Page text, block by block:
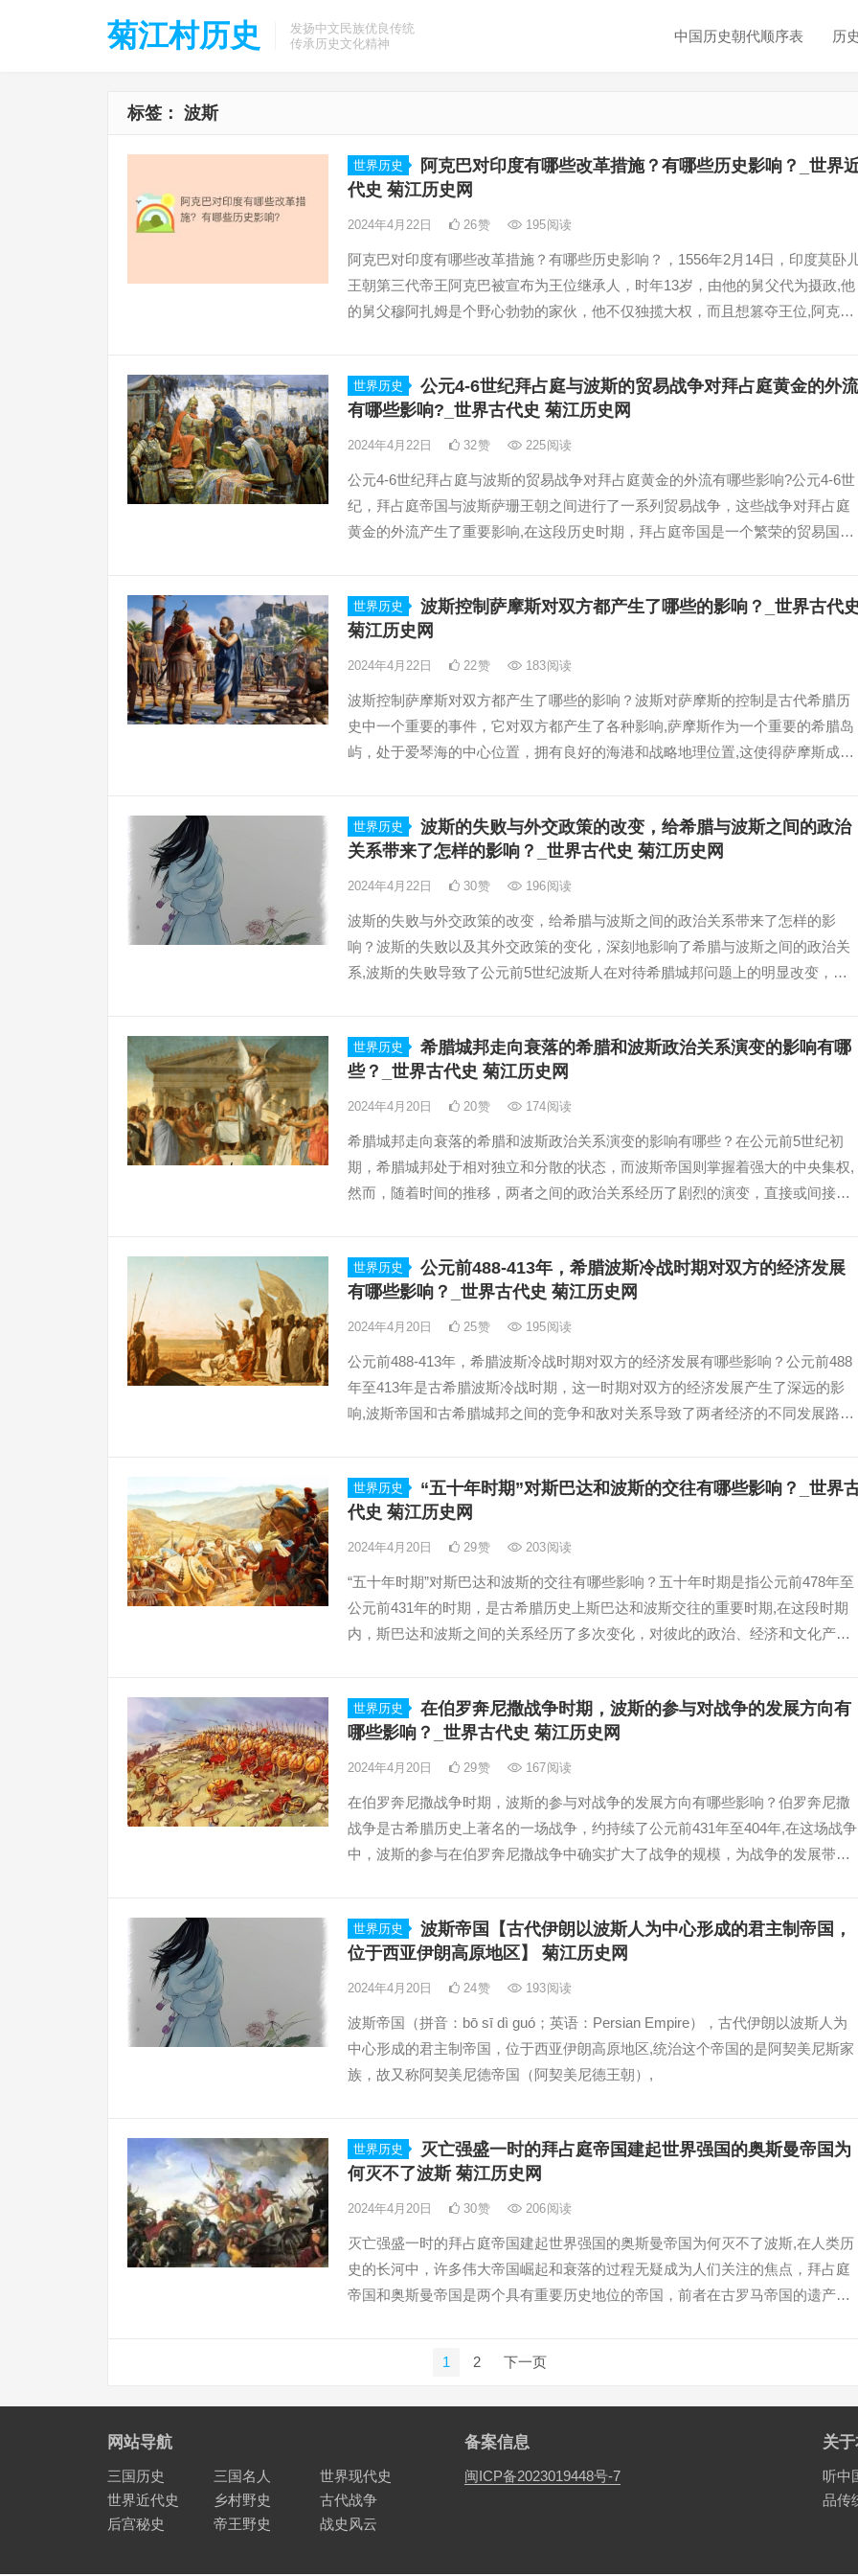
菊江村历史
发扬中文民族优良传统
传承历史文化精神
中国历史朝代顺序表 历
标签： 波斯
世界历史
阿克巴对印度有哪些改革措施？有哪些历史影响？_世界
代史 菊江历史网
2024年4月22日 26赞 195阅读
阿克巴对印度有哪些改革措施？有哪些历史影响？，1556年2月14日，印度莫卧
王朝第三代帝王阿克巴被宣布为王位继承人，时年13岁，由他的舅父代为摄政,他
的舅父穆阿扎姆是个野心勃勃的家伙，他不仅独揽大权，而且想篡夺王位,阿克巴
世界历史
公元4-6世纪拜占庭与波斯的贸易战争对拜占庭黄金的外流
有哪些影响?_世界古代史 菊江历史网
2024年4月22日 32赞 225阅读
公元4-6世纪拜占庭与波斯的贸易战争对拜占庭黄金的外流有哪些影响?公元4-6世
纪，拜占庭帝国与波斯萨珊王朝之间进行了一系列贸易战争，这些战争对拜占庭
黄金的外流产生了重要影响,在这段历史时期，拜占庭帝国是一个繁荣的贸易国
世界历史
波斯控制萨摩斯对双方都产生了哪些的影响？_世界古代
菊江历史网
2024年4月22日 22赞 183阅读
波斯控制萨摩斯对双方都产生了哪些的影响？波斯对萨摩斯的控制是古代希腊历
史中一个重要的事件，它对双方都产生了各种影响,萨摩斯作为一个重要的希腊岛
屿，处于爱琴海的中心位置，拥有良好的海港和战略地理位置,这使得萨摩斯成为
世界历史
波斯的失败与外交政策的改变，给希腊与波斯之间的政治
关系带来了怎样的影响？_世界古代史 菊江历史网
2024年4月22日 30赞 196阅读
波斯的失败与外交政策的改变，给希腊与波斯之间的政治关系带来了怎样的影
响？波斯的失败以及其外交政策的变化，深刻地影响了希腊与波斯之间的政治关
系,波斯的失败导致了公元前5世纪波斯人在对待希腊城邦问题上的明显改变，这
世界历史
希腊城邦走向衰落的希腊和波斯政治关系演变的影响有哪
些？_世界古代史 菊江历史网
2024年4月20日 20赞 174阅读
希腊城邦走向衰落的希腊和波斯政治关系演变的影响有哪些？在公元前5世纪初
期，希腊城邦处于相对独立和分散的状态，而波斯帝国则掌握着强大的中央集权,
然而，随着时间的推移，两者之间的政治关系经历了剧烈的演变，直接或间接地
世界历史
公元前488-413年，希腊波斯冷战时期对双方的经济发展
有哪些影响？_世界古代史 菊江历史网
2024年4月20日 25赞 195阅读
公元前488-413年，希腊波斯冷战时期对双方的经济发展有哪些影响？公元前488
年至413年是古希腊波斯冷战时期，这一时期对双方的经济发展产生了深远的影
响,波斯帝国和古希腊城邦之间的竞争和敌对关系导致了两者经济的不同发展路径
世界历史
“五十年时期”对斯巴达和波斯的交往有哪些影响？_世界
代史 菊江历史网
2024年4月20日 29赞 203阅读
“五十年时期”对斯巴达和波斯的交往有哪些影响？五十年时期是指公元前478年至
公元前431年的时期，是古希腊历史上斯巴达和波斯交往的重要时期,在这段时期
内，斯巴达和波斯之间的关系经历了多次变化，对彼此的政治、经济和文化产生
世界历史
在伯罗奔尼撒战争时期，波斯的参与对战争的发展方向有
哪些影响？_世界古代史 菊江历史网
2024年4月20日 29赞 167阅读
在伯罗奔尼撒战争时期，波斯的参与对战争的发展方向有哪些影响？伯罗奔尼撒
战争是古希腊历史上著名的一场战争，约持续了公元前431年至404年,在这场战争
中，波斯的参与在伯罗奔尼撒战争中确实扩大了战争的规模，为战争的发展带来
世界历史
波斯帝国【古代伊朗以波斯人为中心形成的君主制帝国，
位于西亚伊朗高原地区】 菊江历史网
2024年4月20日 24赞 193阅读
波斯帝国（拼音：bō sī dì guó；英语：Persian Empire），古代伊朗以波斯人为
中心形成的君主制帝国，位于西亚伊朗高原地区,统治这个帝国的是阿契美尼斯家
族，故又称阿契美尼德帝国（阿契美尼德王朝）,
世界历史
灭亡强盛一时的拜占庭帝国建起世界强国的奥斯曼帝国为
何灭不了波斯 菊江历史网
2024年4月20日 30赞 206阅读
灭亡强盛一时的拜占庭帝国建起世界强国的奥斯曼帝国为何灭不了波斯,在人类历
史的长河中，许多伟大帝国崛起和衰落的过程无疑成为人们关注的焦点，拜占庭
帝国和奥斯曼帝国是两个具有重要历史地位的帝国，前者在古罗马帝国的遗产上
1 2 下一页
网站导航
三国历史 三国名人
世界现代史
世界近代史
乡村野史
古代战争
后宫秘史
帝王野史 战史风云
备案信息
闽ICP备2023019448号-7
关
听中
品传